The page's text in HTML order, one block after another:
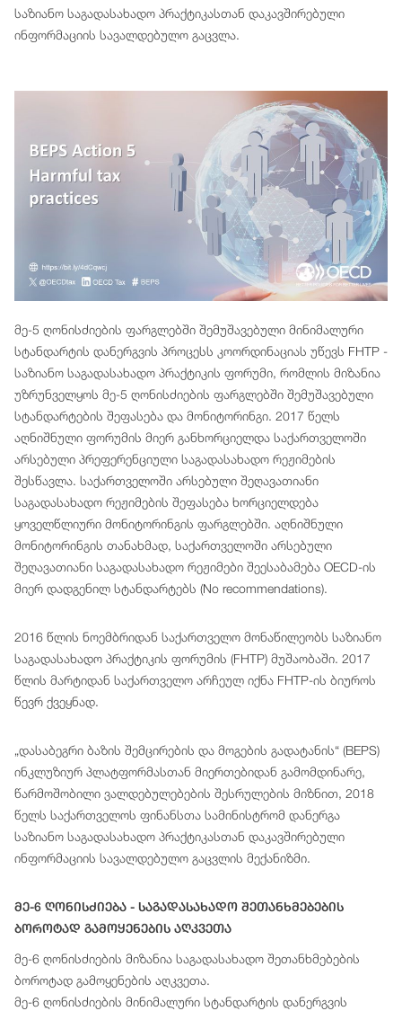
საზიანო საგადასახადო პრაქტიკასთან დაკავშირებული
ინფორმაციის სავალდებულო გაცვლა.
მე-5 ღონისძიების ფარგლებში შემუშავებული მინიმალური
სტანდარტის დანერგვის პროცესს კოორდინაციას უწევს FHTP -
საზიანო საგადასახადო პრაქტიკის ფორუმი, რომლის მიზანია
უზრუნველყოს მე-5 ღონისძიების ფარგლებში შემუშავებული
სტანდარტების შეფასება და მონიტორინგი. 2017 წელს
აღნიშნული ფორუმის მიერ განხორციელდა საქართველოში
არსებული პრეფერენციული საგადასახადო რეჟიმების
შესწავლა. საქართველოში არსებული შეღავათიანი
საგადასახადო რეჟიმების შეფასება ხორციელდება
ყოველწლიური მონიტორინგის ფარგლებში. აღნიშნული
მონიტორინგის თანახმად, საქართველოში არსებული
შეღავათიანი საგადასახადო რეჟიმები შეესაბამება OECD-ის
მიერ დადგენილ სტანდარტებს (No recommendations).
2016 წლის ნოემბრიდან საქართველო მონაწილეობს საზიანო
საგადასახადო პრაქტიკის ფორუმის (FHTP) მუშაობაში. 2017
წლის მარტიდან საქართველო არჩეულ იქნა FHTP-ის ბიუროს
წევრ ქვეყნად.
„დასაბეგრი ბაზის შემცირების და მოგების გადატანის“ (BEPS)
ინკლუზიურ პლატფორმასთან მიერთებიდან გამომდინარე,
წარმოშობილი ვალდებულებების შესრულების მიზნით, 2018
წელს საქართველოს ფინანსთა სამინისტრომ დანერგა
საზიანო საგადასახადო პრაქტიკასთან დაკავშირებული
ინფორმაციის სავალდებულო გაცვლის მექანიზმი.
Მე-6 Ღონისძიება - Საგადასახადო Შეთანხმებების
Ბოროტად Გამოყენების Აღკვეთა
მე-6 ღონისძიების მიზანია საგადასახადო შეთანხმებების
ბოროტად გამოყენების აღკვეთა.
მე-6 ღონისძიების მინიმალური სტანდარტის დანერგვის